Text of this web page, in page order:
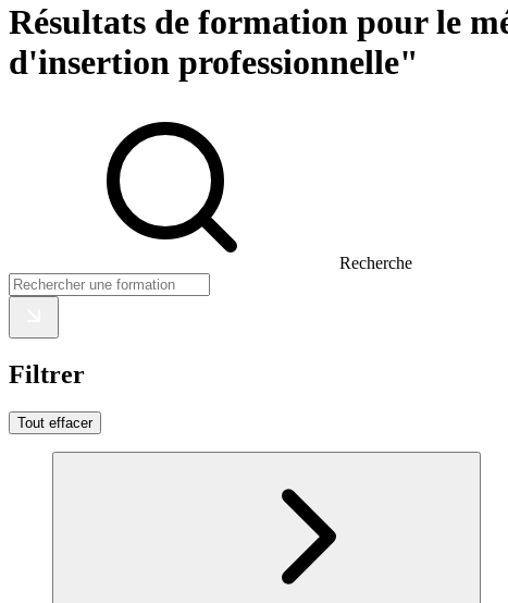
Résultats de formation pour le
d'insertion professionnelle"
Recherche
Filtrer
Tout effacer